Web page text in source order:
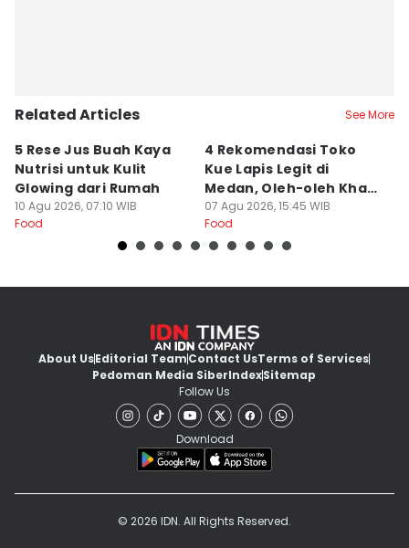
Related Articles See More
5 Rese Jus Buah Kaya
Nutrisi untuk Kulit
Glowing dari Rumah
10 Agu 2026, 07:10 WIB
Food
4 Rekomendasi Toko
Kue Lapis Legit di
Medan, Oleh-oleh Khas
Sumut
07 Agu 2026, 15:45 WIB
Food
About UsEditorial TeamContact UsTerms of Services
Pedoman Media SiberIndexSitemap
Follow Us
Download
© 2026 IDN. All Rights Reserved.